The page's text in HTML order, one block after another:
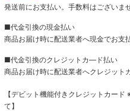
発送前にお支払い。手数料はございませ
■代金引換の現金払い
商品お届け時に配送業者へ現金でお支払
■代金引換のクレジットカ―ド払い
商品お届け時に配送業者へクレジット
【デビット機能付きクレジットカード
て】